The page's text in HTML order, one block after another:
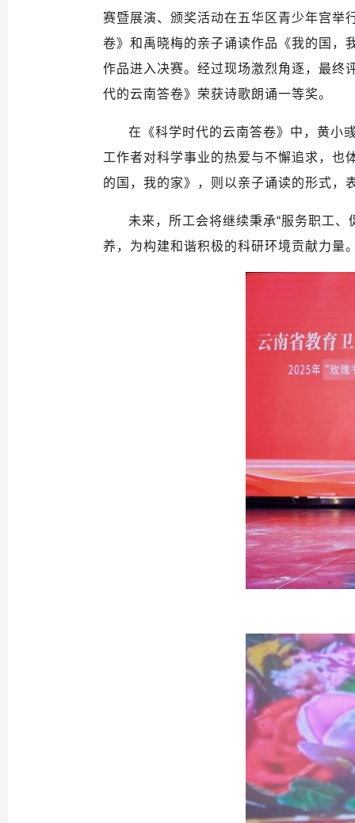
赛暨展演、颁奖活动在五华区青少年宫举
卷》和禹晓梅的亲子诵读作品《我的国，
作品进入决赛。经过现场激烈角逐，最终
代的云南答卷》荣获诗歌朗诵一等奖。
在《科学时代的云南答卷》中，黄小
工作者对科学事业的热爱与不懈追求，也
的国，我的家》，则以亲子诵读的形式，
未来，所工会将继续秉承“服务职工
养，为构建和谐积极的科研环境贡献力量